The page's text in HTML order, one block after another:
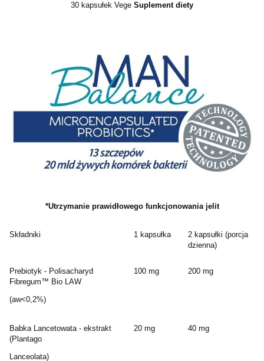
30 kapsułek Vege Suplement diety
*Utrzymanie prawidłowego funkcjonowania jelit
Składniki 1 kapsułka
2 kapsułki (porcja
dzienna)
Prebiotyk - Polisacharyd
Fibregum™ Bio LAW
(aw<0,2%)
100 mg 200 mg
Babka Lancetowata - ekstrakt
(Plantago
Lanceolata)
20 mg 40 mg